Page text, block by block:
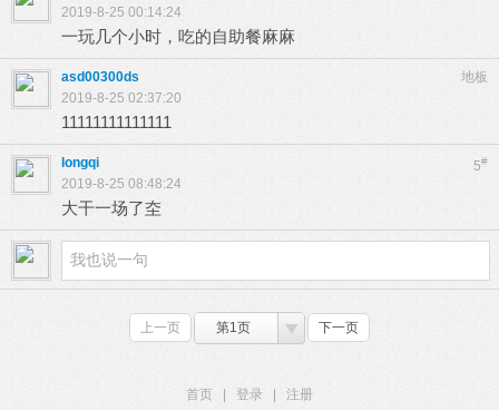
2019-8-25 00:14:24
一玩几个小时，吃的自助餐麻麻
地板
asd00300ds
2019-8-25 02:37:20
11111111111111
5#
longqi
2019-8-25 08:48:24
大干一场了圶
上一页 第1页 下一页
首页 登录 注册